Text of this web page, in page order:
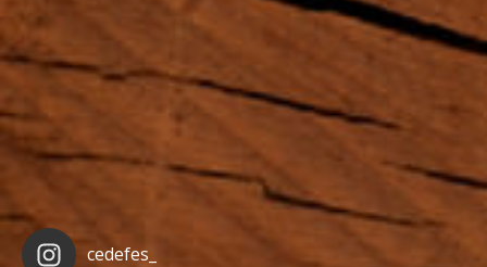
cedefes_